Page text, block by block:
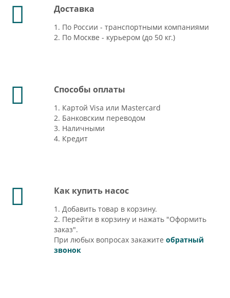
Доставка
1. По России - транспортными компаниями
2. По Москве - курьером (до 50 кг.)
Способы оплаты
1. Картой Visa или Mastercard
2. Банковским переводом
3. Наличными
4. Кредит
Как купить насос
1. Добавить товар в корзину.
2. Перейти в корзину и нажать "Оформить
заказ".
При любых вопросах закажите обратный
звонок